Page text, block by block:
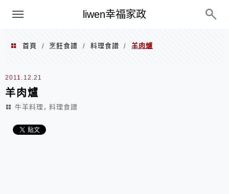
liwen幸福家政
menu
首頁 / 烹飪食譜 / 料理食譜 / 羊肉爐
2011.12.21
羊肉爐
牛羊料理 , 料理食譜